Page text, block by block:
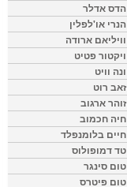
הדס אדלר
הנרי או'לפלין
וויליאם ארודה
ויקטור פטיט
ונה וויט
זאב רוט
זוהר ארגוב
חיה חכמוב
חיים בלומנפלד
טד דמופולוס
טום סינגר
טום פיטרס